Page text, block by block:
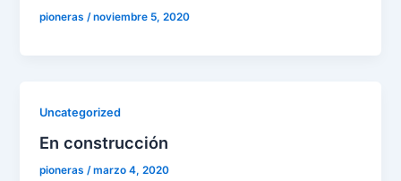
pioneras /noviembre 5, 2020
Uncategorized
En construcción
pioneras/marzo 4, 2020